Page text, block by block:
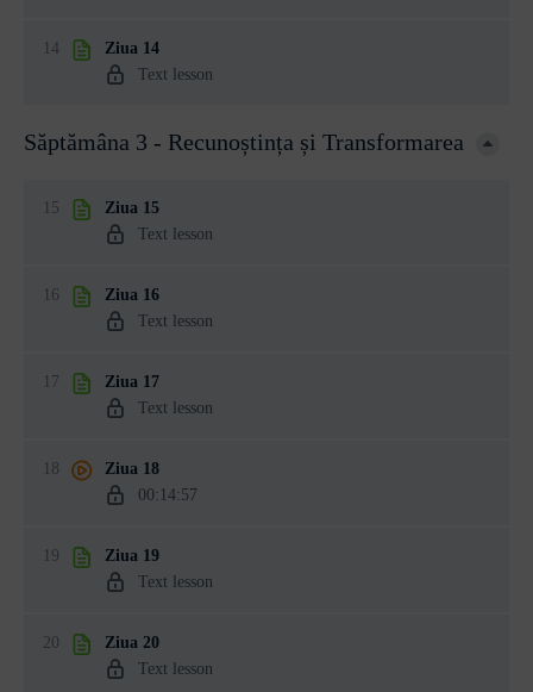
14
Ziua 14
Text lesson
Săptămâna 3 - Recunoștința și Transformarea
15
Ziua 15
Text lesson
16
Ziua 16
Text lesson
17
Ziua 17
Text lesson
18
Ziua 18
00:14:57
19
Ziua 19
Text lesson
20
Ziua 20
Text lesson